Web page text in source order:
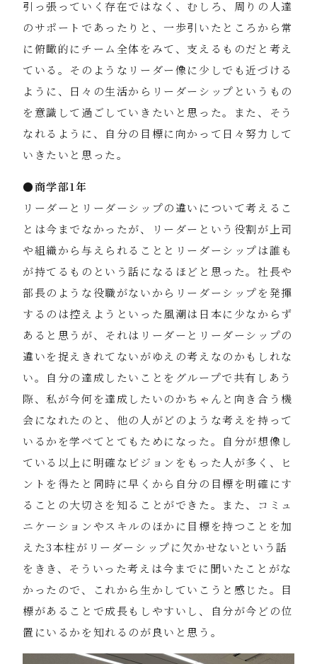
引っ張っていく存在ではなく、むしろ、周りの人達
のサポートであったりと、一歩引いたところから常
に俯瞰的にチーム全体をみて、支えるものだと考え
ている。そのようなリーダー像に少しでも近づける
ように、日々の生活からリーダーシップというもの
を意識して過ごしていきたいと思った。また、そう
なれるように、自分の目標に向かって日々努力して
いきたいと思った。
●商学部1年
リーダーとリーダーシップの違いについて考えるこ
とは今までなかったが、リーダーという役割が上司
や組織から与えられることとリーダーシップは誰も
が持てるものという話になるほどと思った。社長や
部長のような役職がないからリーダーシップを発揮
するのは控えようといった風潮は日本に少なからず
あると思うが、それはリーダーとリーダーシップの
違いを捉えきれてないがゆえの考えなのかもしれな
い。自分の達成したいことをグループで共有しあう
際、私が今何を達成したいのかちゃんと向き合う機
会になれたのと、他の人がどのような考えを持って
いるかを学べてとてもためになった。自分が想像し
ている以上に明確なビジョンをもった人が多く、ヒ
ントを得たと同時に早くから自分の目標を明確にす
ることの大切さを知ることができた。また、コミュ
ニケーションやスキルのほかに目標を持つことを加
えた3本柱がリーダーシップに欠かせないという話
をきき、そういった考えは今までに聞いたことがな
かったので、これから生かしていこうと感じた。目
標があることで成長もしやすいし、自分が今どの位
置にいるかを知れるのが良いと思う。